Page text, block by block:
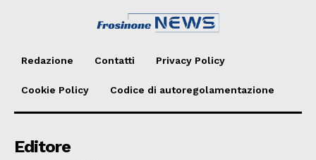
Redazione Contatti Privacy Policy
Cookie Policy Codice di autoregolamentazione
Editore